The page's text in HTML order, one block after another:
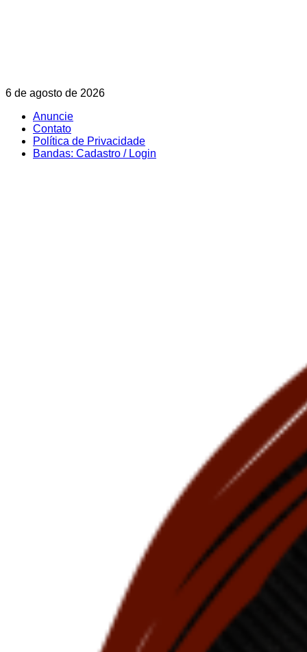
Skip
content
6 de agosto de 2026
Anuncie
Contato
Política de Privacidade
Bandas: Cadastro / Login